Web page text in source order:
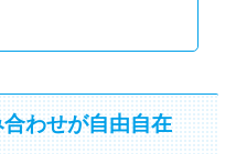
わせが自由自在